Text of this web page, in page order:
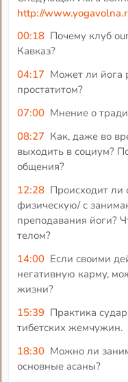
http://
00:18 Почему клуб
Кавказ?
04:17 Может ли йога
простатитом?
07:00 Мнение о
08:27 Как, даже во
выходить в социум?
общения?
12:28 Происходит ли
физическую/ с
преподавания йоги?
телом?
14:00 Если своими
негативную карму,
жизни?
15:39 Практика
тибетских жемчужин.
18:30 Можно ли
основные асаны?